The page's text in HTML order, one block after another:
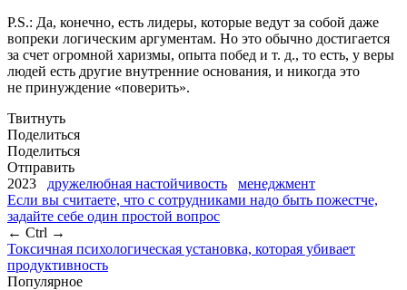
P.S.: Да, конечно, есть лидеры, которые ведут за собой даже
вопреки логическим аргументам. Но это обычно достигается
за счет огромной харизмы, опыта побед и т. д., то есть, у веры
людей есть другие внутренние основания, и никогда это
не принуждение «поверить».
Твитнуть
Поделиться
Поделиться
Отправить
2023
дружелюбная настойчивость
менеджмент
Если вы считаете, что с сотрудниками надо быть пожестче,
задайте себе один простой вопрос
← Ctrl →
Токсичная психологическая установка, которая убивает
продуктивность
Популярное